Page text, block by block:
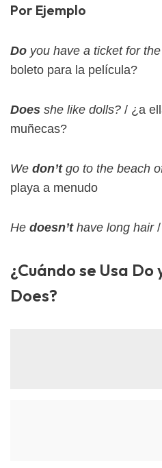
Por Ejemplo
Do you have a ticket for
boleto para la película?
Does she like dolls? / ¿a
muñecas?
We don’tgo to the beach
playa a menudo
He doesn’thave long hair/
¿Cuándo se Usa Do
Does?